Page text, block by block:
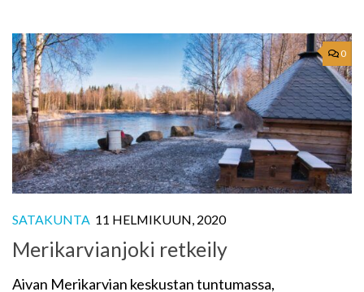
0
SATAKUNTA 11 HELMIKUUN, 2020
Merikarvianjoki retkeily
Aivan Merikarvian keskustan tuntumassa,